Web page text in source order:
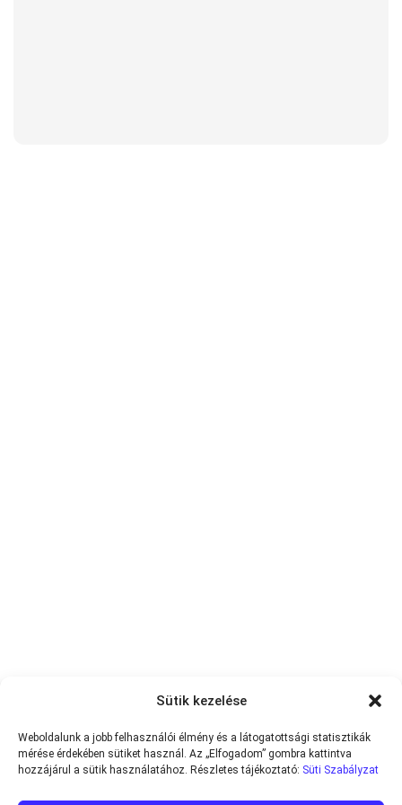
Sütik kezelése
Weboldalunk a jobb felhasználói élmény és a látogatottsági statisztikák
mérése érdekében sütiket használ. Az „Elfogadom” gombra kattintva
hozzájárul a sütik használatához. Részletes tájékoztató: Süti Szabályzat